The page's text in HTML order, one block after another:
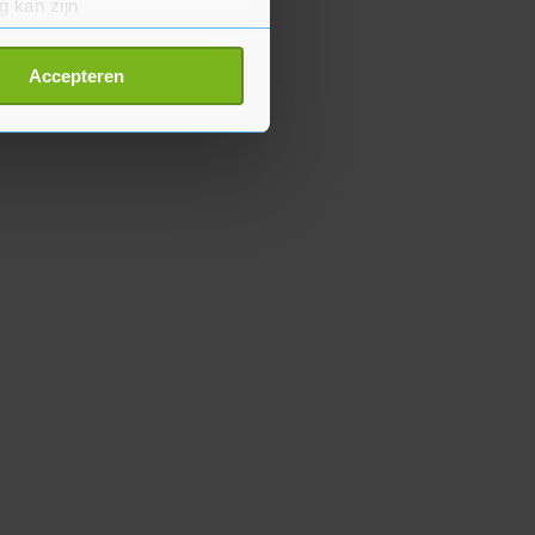
kan zijn
detailgedeelte
cookiepagina kun je
Accepteren